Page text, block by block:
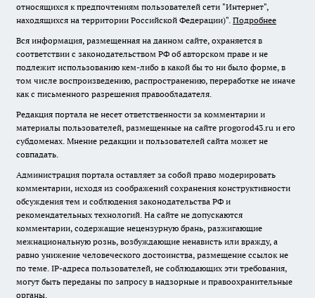
относящихся к предпочтениям пользователей сети "Интернет",
находящихся на территории Российской Федерации)". Подробнее
Вся информация, размещенная на данном сайте, охраняется в
соответствии с законодательством РФ об авторском праве и не
подлежит использованию кем-либо в какой бы то ни было форме, в
том числе воспроизведению, распространению, переработке не иначе
как с письменного разрешения правообладателя.
Редакция портала не несет ответственности за комментарии и
материалы пользователей, размещенные на сайте progorod43.ru и его
субдоменах. Мнение редакции и пользователей сайта может не
совпадать.
Администрация портала оставляет за собой право модерировать
комментарии, исходя из соображений сохранения конструктивности
обсуждения тем и соблюдения законодательства РФ и
рекомендательных технологий. На сайте не допускаются
комментарии, содержащие нецензурную брань, разжигающие
межнациональную рознь, возбуждающие ненависть или вражду, а
равно унижение человеческого достоинства, размещение ссылок не
по теме. IP-адреса пользователей, не соблюдающих эти требования,
могут быть переданы по запросу в надзорные и правоохранительные
органы.